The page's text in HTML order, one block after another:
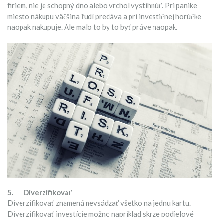
firiem, nie je schopný dno alebo vrchol vystihnúť. Pri panike
miesto nákupu väčšina ľudí predáva a pri investičnej horúčke
naopak nakupuje. Ale malo to by to byť práve naopak.
5. Diverzifikovať
Diverzifikovať znamená nevsádzať všetko na jednu kartu.
Diverzifikovať investície možno napríklad skrze podielové